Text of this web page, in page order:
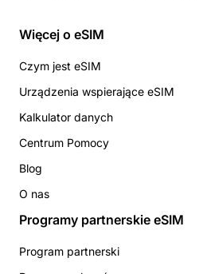
Więcej o eSIM
Czym jest eSIM
Urządzenia wspierające eSIM
Kalkulator danych
Centrum Pomocy
Blog
O nas
Programy partnerskie eSIM
Program partnerski